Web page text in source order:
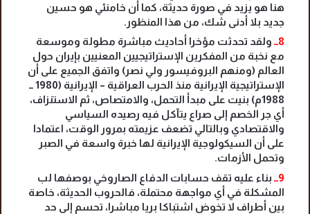
هنا هو يزيد في صورة حديثة، كما أن خامنئي هو حسين
جديد بلا أدنى شك، من هذا المنظور.
8ــ
ولقد تحدثت مؤخرا أحاديث مباشرة مطولة وموسعة
مع نخبة من المفكرين الإستراتيجيين المعنيين بإيران حول
العالم (ومنهم البروفيسور ولي نصر) واتفق الجميع على أن
الإستراتيجية الإيرانية منذ الحرب العراقية – الإيرانية (1980 ــ
1988م) بنيت على مبدأ التحمل، والامتصاص، ثم الاستنزاف،
أي جر الخصم إلى صراع يتآكل فيه رصيده السياسي
والاقتصادي وبالتالي تضعف عزيمته بمرور الوقت، اعتمادا
على أن السيكولوجية الإيرانية لها خبرة واسعة في الصبر
وتحمل الأزمات.
9ــ
بناء عليه تقف حسابات الدفاع الصاروخي بوصفها لب
المشكلة في أي مواجهة محتملة، فالحروب الحديثة، خاصة
بين أطراف لا تخوض اشتباكا بريا مباشرا، تحسم إلى حد